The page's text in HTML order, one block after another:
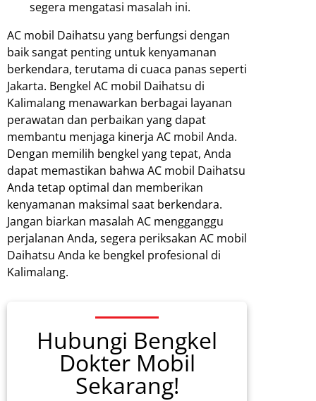
segera mengatasi masalah ini.
AC mobil Daihatsu yang berfungsi dengan
baik sangat penting untuk kenyamanan
berkendara, terutama di cuaca panas seperti
Jakarta. Bengkel AC mobil Daihatsu di
Kalimalang menawarkan berbagai layanan
perawatan dan perbaikan yang dapat
membantu menjaga kinerja AC mobil Anda.
Dengan memilih bengkel yang tepat, Anda
dapat memastikan bahwa AC mobil Daihatsu
Anda tetap optimal dan memberikan
kenyamanan maksimal saat berkendara.
Jangan biarkan masalah AC mengganggu
perjalanan Anda, segera periksakan AC mobil
Daihatsu Anda ke bengkel profesional di
Kalimalang.
Hubungi Bengkel
Dokter Mobil
Sekarang!